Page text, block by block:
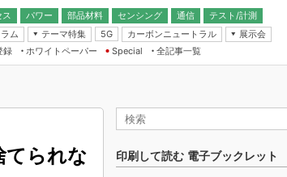
パワー 部品材料 センシング
通信
無線
テスト/計測
ム
テーマ特集
5G カーボンニュートラル
展示会
IoT・エッジコンピューティング
EXPO
TECHNO-FRONTIER
録 ホワイトペーパー
Special
全記事一覧
てられな
印刷して読む 電子ブックレット